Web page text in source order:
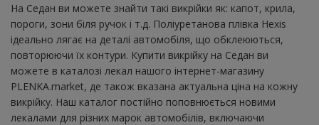
На Седан ви можете знайти такі викрійки як: капот, крила,
пороги, зони біля ручок і т.д. Поліуретанова плівка Hexis
ідеально лягає на деталі автомобіля, що обклеюються,
повторюючи їх контури. Купити викрійку на Седан ви
можете в каталозі лекал нашого інтернет-магазину
PLENKA.market, де також вказана актуальна ціна на кожну
викрійку. Наш каталог постійно поповнюється новими
лекалами для різних марок автомобілів, включаючи